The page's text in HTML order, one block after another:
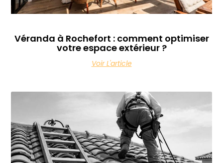
Véranda à Rochefort : comment optimiser
votre espace extérieur ?
Voir L'article